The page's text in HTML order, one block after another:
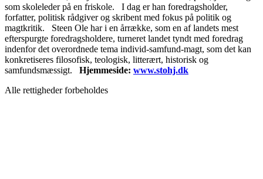
som skoleleder på en friskole. I dag er han foredragsholder,
forfatter, politisk rådgiver og skribent med fokus på politik og
magtkritik. Steen Ole har i en årrække, som en af landets mest
efterspurgte foredragsholdere, turneret landet tyndt med foredrag
indenfor det overordnede tema individ-samfund-magt, som det kan
konkretiseres filosofisk, teologisk, litterært, historisk og
samfundsmæssigt. Hjemmeside: www.stohj.dk
Alle rettigheder forbeholdes